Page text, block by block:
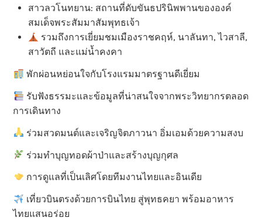
สาวลวโนทยาน: สถานที่ดับขันธปรินิพพานขององค์
สมเด็จพระสัมมาสัมพุทธเจ้า
รวมถึงการเยี่ยมชมเมืองราชคฤห์, นาลันทา, ไวสาลี,
สาวัตถี และแม่น้ำคงคา
พักผ่อนหย่อนใจกับโรงแรมมาตรฐานดีเยี่ยม
รับฟังธรรมะและข้อมูลที่น่าสนใจจากพระวิทยากรตลอด
การเดินทาง
ร่วมสวดมนต์และเจริญจิตภาวนา อิ่มเอมด้วยความสงบ
ร่วมทำบุญทอดผ้าป่าและสร้างบุญกุศล
การดูแลที่เป็นเลิศโดยทีมงานไทยและอินเดีย
เที่ยวบินตรงด้วยการบินไทย สู่พุทธคยา พร้อมอาหาร
ไทยแสนอร่อย